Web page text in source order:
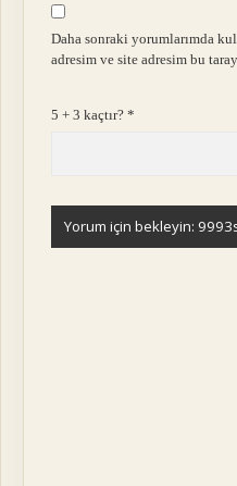
Daha sonraki yorumlarımda
adresim ve site adresim bu
5 + 3 kaçtır?*